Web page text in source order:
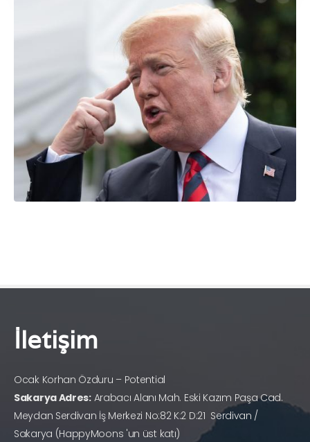
İletişim
Ocak Korhan Özduru – Potential
Sakarya Adres:Arabacı Alanı Mah. Eski Kazım Paşa Cad.
Meydan Serdivan İş Merkezi No:82 K:2 D:21 Serdivan /
Sakarya (HappyMoons 'un üst katı)